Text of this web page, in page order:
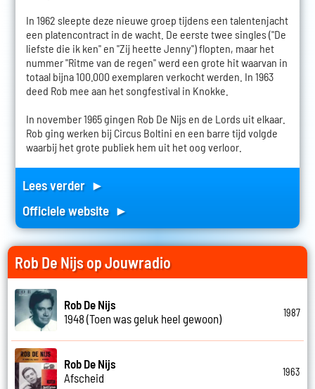
In 1962 sleepte deze nieuwe groep tijdens een talentenjacht
een platencontract in de wacht. De eerste twee singles ("De
liefste die ik ken" en "Zij heette Jenny") flopten, maar het
nummer "Ritme van de regen" werd een grote hit waarvan in
totaal bijna 100.000 exemplaren verkocht werden. In 1963
deed Rob mee aan het songfestival in Knokke.
In november 1965 gingen Rob De Nijs en de Lords uit elkaar.
Rob ging werken bij Circus Boltini en een barre tijd volgde
waarbij het grote publiek hem uit het oog verloor.
Lees verder ►
Officiele website ►
Rob De Nijs op Jouwradio
Rob De Nijs
1948 (Toen was geluk heel gewoon)
1987
Rob De Nijs
Afscheid
1963